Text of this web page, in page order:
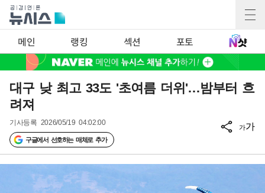
메인 랭킹 섹션 포토
대구 낮 최고 33도 '초여름 더위'…밤부터 흐
려져
기사등록 2026/05/19 04:02:00
구글에서 선호하는 매체로 추가
가가